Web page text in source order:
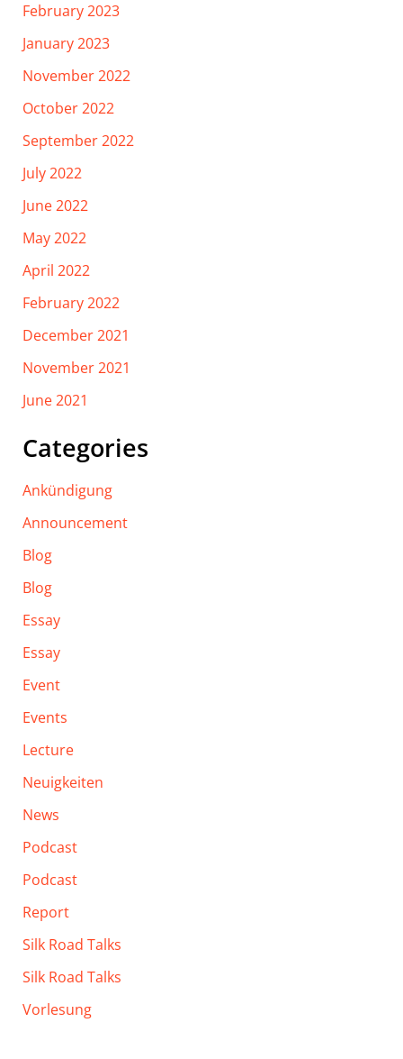
February 2023
January 2023
November 2022
October 2022
September 2022
July 2022
June 2022
May 2022
April 2022
February 2022
December 2021
November 2021
June 2021
Categories
Ankündigung
Announcement
Blog
Blog
Essay
Essay
Event
Events
Lecture
Neuigkeiten
News
Podcast
Podcast
Report
Silk Road Talks
Silk Road Talks
Vorlesung